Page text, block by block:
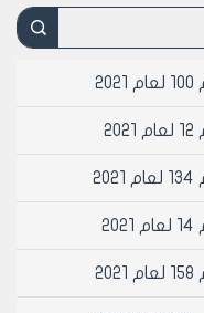
مجلس المدينة
لمجلس مدينة